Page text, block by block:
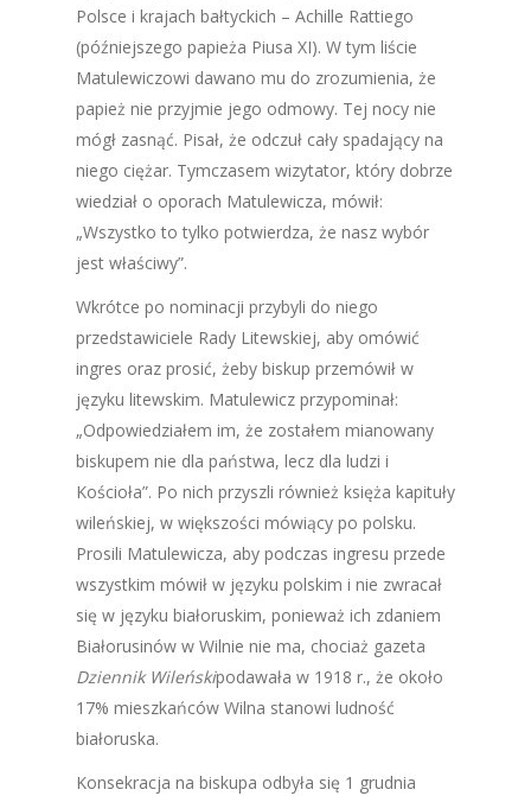
Polsce i krajach bałtyckich – Achille Rattiego
(późniejszego papieża Piusa XI). W tym liście
Matulewiczowi dawano mu do zrozumienia, że
papież nie przyjmie jego odmowy. Tej nocy nie
mógł zasnąć. Pisał, że odczuł cały spadający na
niego ciężar. Tymczasem wizytator, który dobrze
wiedział o oporach Matulewicza, mówił:
„Wszystko to tylko potwierdza, że nasz wybór
jest właściwy”.
Wkrótce po nominacji przybyli do niego
przedstawiciele Rady Litewskiej, aby omówić
ingres oraz prosić, żeby biskup przemówił w
języku litewskim. Matulewicz przypominał:
„Odpowiedziałem im, że zostałem mianowany
biskupem nie dla państwa, lecz dla ludzi i
Kościoła”. Po nich przyszli również księża kapituły
wileńskiej, w większości mówiący po polsku.
Prosili Matulewicza, aby podczas ingresu przede
wszystkim mówił w języku polskim i nie zwracał
się w języku białoruskim, ponieważ ich zdaniem
Białorusinów w Wilnie nie ma, chociaż gazeta
Dziennik Wileńskipodawała w 1918 r., że około
17% mieszkańców Wilna stanowi ludność
białoruska.
Konsekracja na biskupa odbyła się 1 grudnia